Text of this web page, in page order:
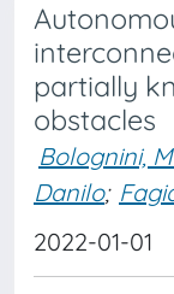
partially
obstacles
Bolognini,
Danilo;
2022-01-01